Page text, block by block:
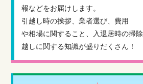
報などをお届けします。
引越し時の挨拶、業者選び、費用
や相場に関すること、入退居時の掃
越しに関する知識が盛りだくさん！